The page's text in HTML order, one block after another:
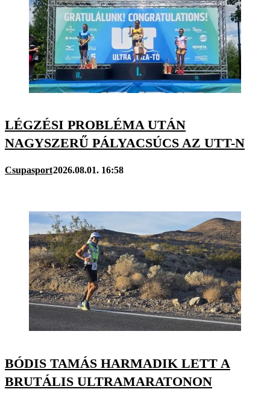
LÉGZÉSI PROBLÉMA UTÁN
NAGYSZERŰ PÁLYACSÚCS AZ UTT-N
Csupasport2026.08.01. 16:58
BÓDIS TAMÁS HARMADIK LETT A
BRUTÁLIS ULTRAMARATONON